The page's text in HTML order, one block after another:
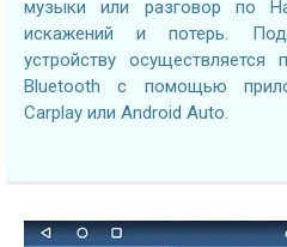
музыки или разговор по
искажений и потерь.
устройству
Bluetooth с помощью
Carplay или Android Auto.